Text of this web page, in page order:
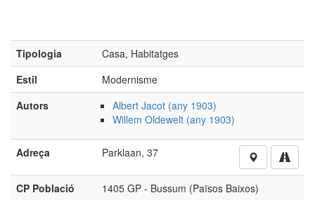
Tipologia
Casa, Habitatges
Estil
Modernisme
Autors
Albert Jacot (any 1903)
Willem Oldewelt (any 1903)
Adreça Parklaan, 37
CP Població 1405 GP - Bussum (Països Baixos)